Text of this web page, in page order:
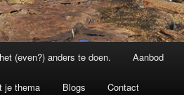
(even?) anders te doen. Aanbod
je thema Blogs Contact